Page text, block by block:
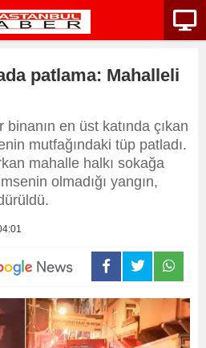
patlama: Mahalleli
en üst katında çıkan
mutfağındaki tüp patladı.
mahalle halkı sokağa
olmadığı yangın,